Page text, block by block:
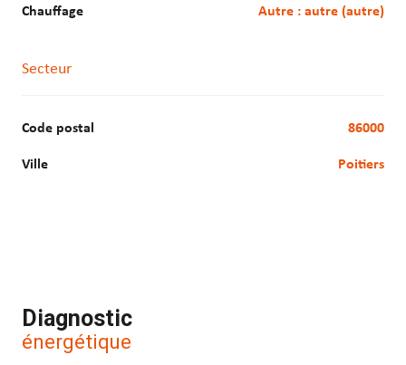
Chauffage autre : autre (autre)
Secteur
Code postal 86000
Ville Poitiers
Diagnostic
énergétique